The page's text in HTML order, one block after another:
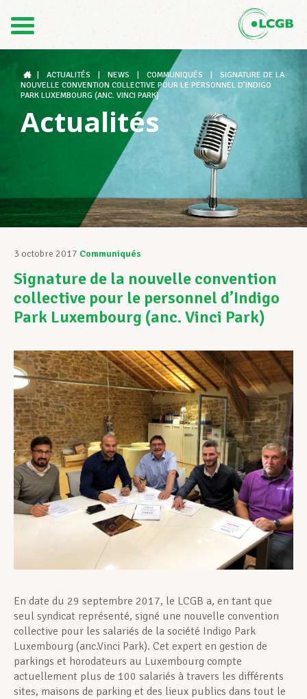
DE
Le LCGB
Structures syndicales
Assistance au Travail
Vos droits
Développement professionnel
Devenir Membre
Actualités
ACTUALITÉS NEWS COMMUNIQUÉS
SIGNATURE DE LA
NOUVELLE CONVENTION COLLECTIVE POUR LE PERSONNEL D’INDIGO
PARK LUXEMBOURG (ANC. VINCI PARK)
Actualités
3 octobre 2017 Communiqués
Signature de la nouvelle convention
collective pour le personnel d’Indigo
Park Luxembourg (anc. Vinci Park)
En date du 29 septembre 2017, le LCGB a, en tant que
seul syndicat représenté, signé une nouvelle convention
collective pour les salariés de la société Indigo Park
Luxembourg (anc.Vinci Park). Cet expert en gestion de
parkings et horodateurs au Luxembourg compte
actuellement plus de 100 salariés à travers les différents
sites, maisons de parking et des lieux publics dans tout le